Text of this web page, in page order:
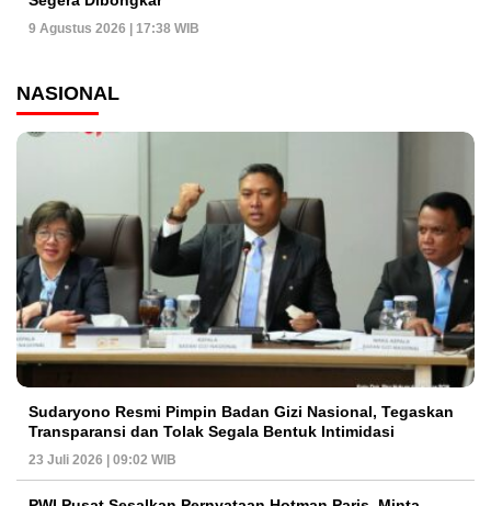
9 Agustus 2026 | 17:38 WIB
NASIONAL
Sudaryono Resmi Pimpin Badan Gizi Nasional, Tegaskan
Transparansi dan Tolak Segala Bentuk Intimidasi
23 Juli 2026 | 09:02 WIB